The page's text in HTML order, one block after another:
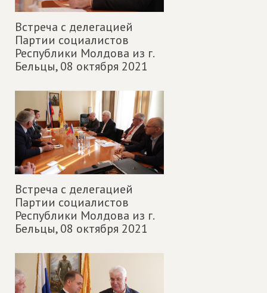
Встреча с делегацией
Партии социалистов
Республики Молдова из г.
Бельцы,08 октября 2021
Встреча с делегацией
Партии социалистов
Республики Молдова из г.
Бельцы,08 октября 2021